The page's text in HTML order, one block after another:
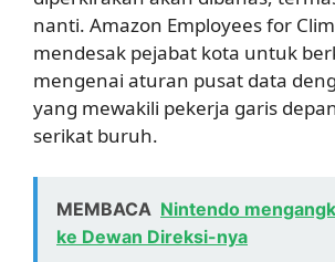
nanti. Amazon Employees for
mendesak pejabat kota untuk
mengenai aturan pusat data
yang mewakili pekerja garis
serikat buruh.
MEMBACA Nintendo
ke Dewan Direksi-nya